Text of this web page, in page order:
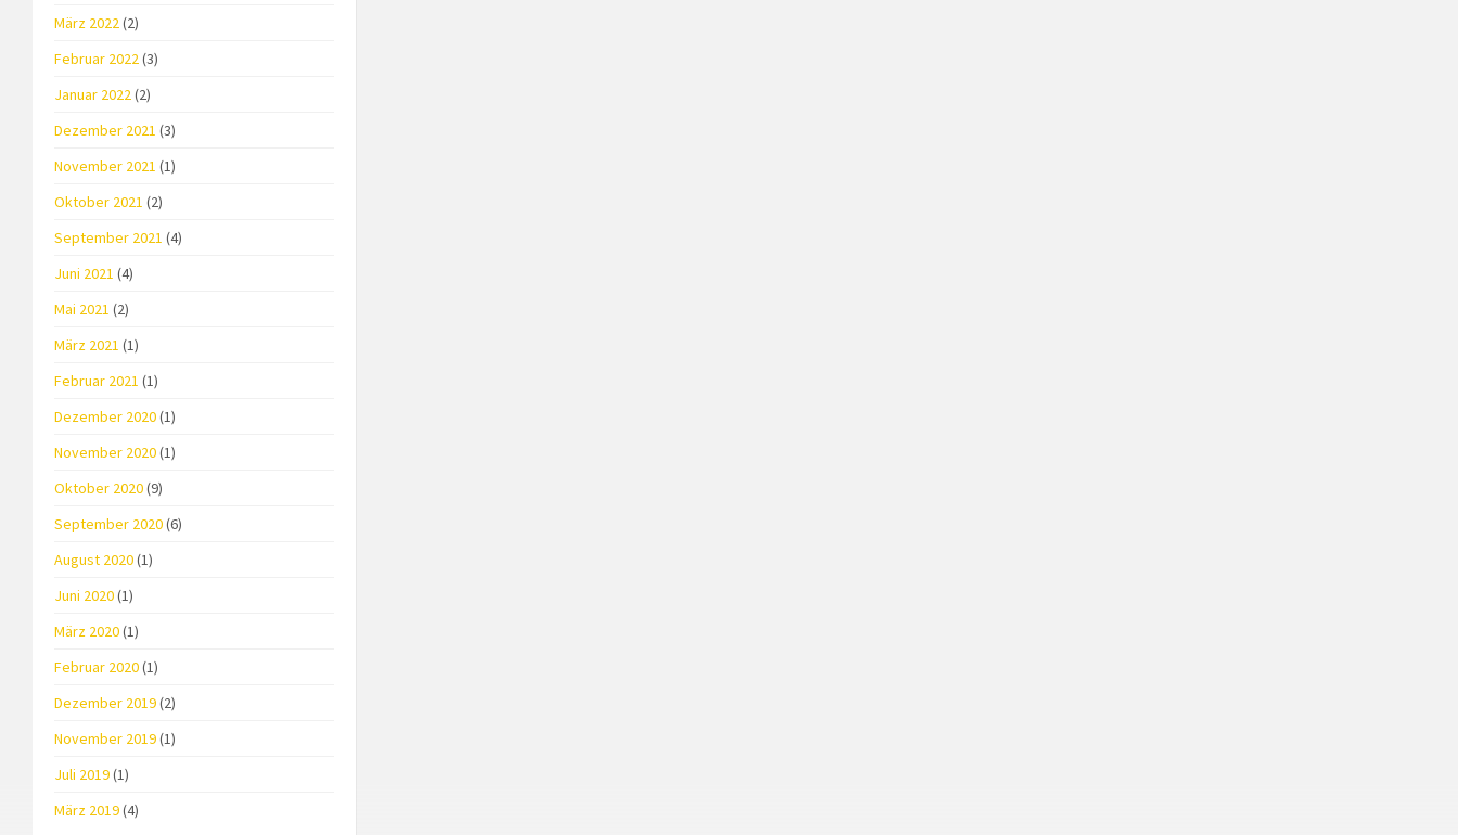
März 2022(2)
Februar 2022(3)
Januar 2022(2)
Dezember 2021 (3)
November 2021 (1)
Oktober 2021 (2)
September 2021 (4)
Juni 2021 (4)
Mai 2021 (2)
März 2021 (1)
Februar 2021 (1)
Dezember 2020(1)
November 2020(1)
Oktober 2020(9)
September 2020(6)
August 2020(1)
Juni 2020(1)
März 2020(1)
Februar 2020(1)
Dezember 2019(2)
November 2019(1)
Juli 2019(1)
März 2019(4)